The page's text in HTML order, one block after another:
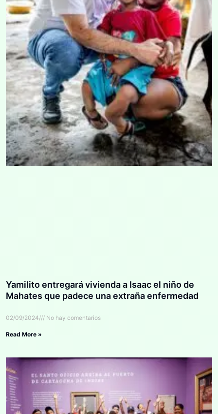
Yamilito entregará vivienda a Isaac el niño de
Mahates que padece una extraña enfermedad
02/09/2024 No hay comentarios
Read More »